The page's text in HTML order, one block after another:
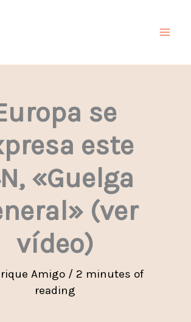
se
este
«Guelga
(ver
vídeo)
Amigo / 2 minutes of
reading